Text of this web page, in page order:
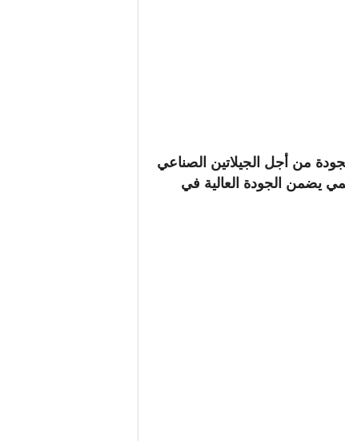
من أجل الجيلاتين الصناعي
يضمن الجودة العالية في